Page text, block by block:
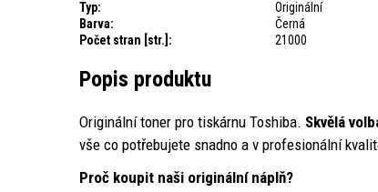
Typ:
Originální
Barva:
Černá
Počet stran [str.]:
21000
Popis produktu
Originální toner pro tiskárnu Toshiba. Skvělá
vše co potřebujete snadno a v profesionální
Proč koupit naši originální náplň?